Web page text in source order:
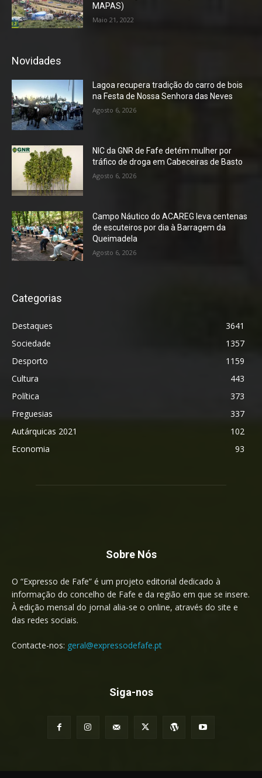
MAPAS)
Maio 21, 2022
Novidades
Lagoa recupera tradição do carro de bois
na Festa de Nossa Senhora das Neves
Agosto 6, 2026
NIC da GNR de Fafe detém mulher por
tráfico de droga em Cabeceiras de Basto
Agosto 6, 2026
Campo Náutico do ACAREG leva centenas
de escuteiros por dia à Barragem da
Queimadela
Agosto 6, 2026
Categorias
Destaques
3641
Sociedade
1357
Desporto
1159
Cultura
443
Política
373
Freguesias
337
Autárquicas 2021
102
Economia
93
Sobre Nós
O “Expresso de Fafe” é um projeto editorial dedicado à
informação do concelho de Fafe e da região em que se insere.
À edição mensal do jornal alia-se o online, através do site e
das redes sociais.
Contacte-nos: geral@expressodefafe.pt
Siga-nos